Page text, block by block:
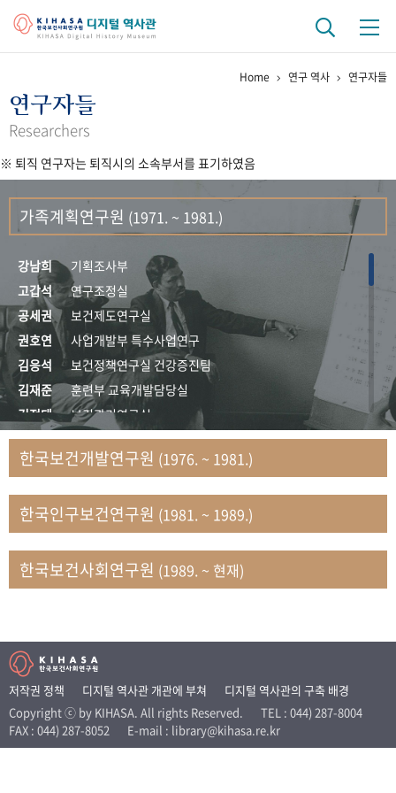
걸어온 길 기관 변천사
연구 역사
정책과 연구 키워드로 보는 연구 역사
연구자들
간행물 변천사
기록물 아카이브
사진 아카이브 문서 기록물 행정박물 영상 기록물
50+1주년 기념
성과 50선 숫자로 보는 50년
세계와 함께 한 KIHASA
VR 역사관
Home 연구 역사 연구자들
연구자들
Researchers
※ 퇴직 연구자는 퇴직시의 소속부서를 표기하였음
가족계획연구원 (1971. ~ 1981.)
강남희
기획조사부
고갑석
연구조정실
공세권
보건제도연구실
권호연
사업개발부 특수사업연구
김응석
보건정책연구실 건강증진팀
김재준
훈련부 교육개발담당실
김정태
보건관리연구실
김지자
연구부 사회개발담당실
김태룡
조사평가부 연구과
문현상
가족복지연구실 인구가족연구팀
박인화
보건정책연구실
박재빈
연구부 인구역학담당실
변종화
보건정책연구실 건강증진팀
송건용
보건정책연구실
송태민
정보통계연구실 빅데이터연구센터
신희설
사업개발부 국제협력연구실
이규식
의료보험연구실
이문기
훈련부
한국보건개발연구원 (1976. ~ 1981.)
한국인구보건연구원 (1981. ~ 1989.)
한국보건사회연구원 (1989. ~ 현재)
저작권 정책 디지털 역사관 개관에 부쳐
디지털 역사관의 구축 배경
Copyright ⓒ by KIHASA. All rights Reserved.
TEL : 044) 287-8004
FAX : 044) 287-8052
E-mail : library@kihasa.re.kr